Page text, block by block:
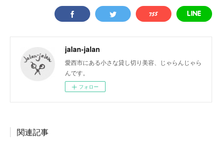
jalan-jalan
愛西市にある小さな貸し切り美容、じゃらんじゃら
んです。
フォロー
関連記事